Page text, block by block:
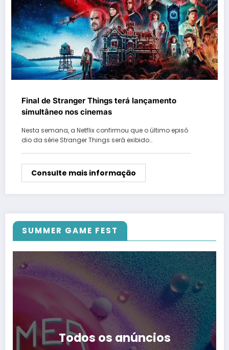
Final de Stranger Things terá lançamento
simultâneo nos cinemas
Nesta semana, a Netflix confirmou que o último episó
dio da série Stranger Things será exibido…
Consulte mais informação
SUMMER GAME FEST
Todos os anúncios